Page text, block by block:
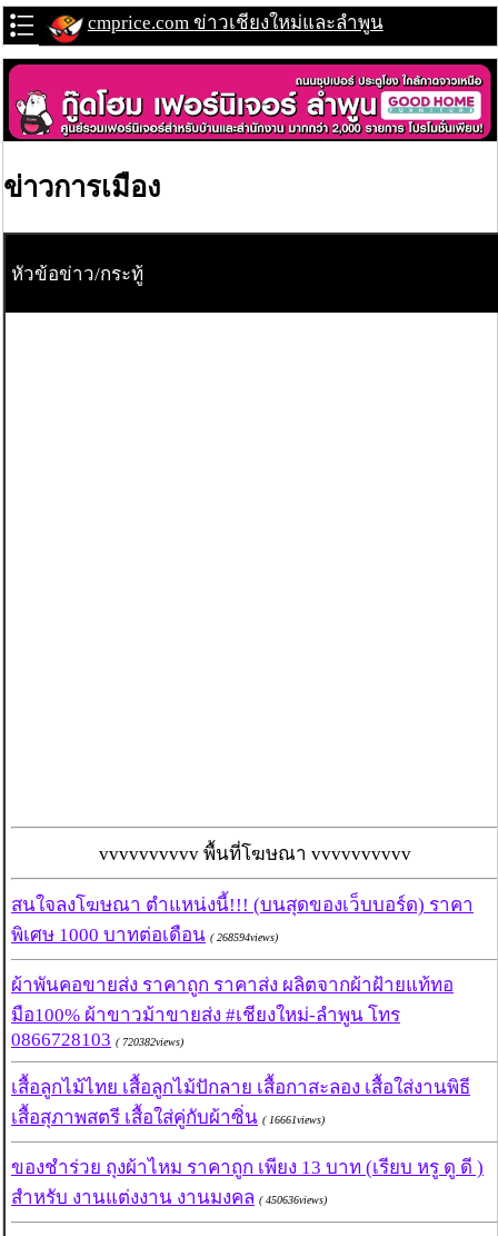
cmprice.com ข่าวเชียงใหม่และลำพูน
ข่าวการเมือง
หัวข้อข่าว/กระทู้
vvvvvvvvvv พื้นที่โฆษณา vvvvvvvvvv
สนใจลงโฆษณา ตำแหน่งนี้!!! (บนสุดของเว็บบอร์ด) ราคา
พิเศษ 1000 บาทต่อเดือน ( 268594views)
ผ้าพันคอขายส่ง ราคาถูก ราคาส่ง ผลิตจากผ้าฝ้ายแท้ทอ
มือ100% ผ้าขาวม้าขายส่ง #เชียงใหม่-ลำพูน โทร
0866728103 ( 720382views)
เสื้อลูกไม้ไทย เสื้อลูกไม้ปักลาย เสื้อกาสะลอง เสื้อใส่งานพิธี
เสื้อสุภาพสตรี เสื้อใส่คู่กับผ้าซิ่น ( 16661views)
ของชำร่วย ถุงผ้าไหม ราคาถูก เพียง 13 บาท (เรียบ หรู ดู ดี )
สำหรับ งานแต่งงาน งานมงคล ( 450636views)